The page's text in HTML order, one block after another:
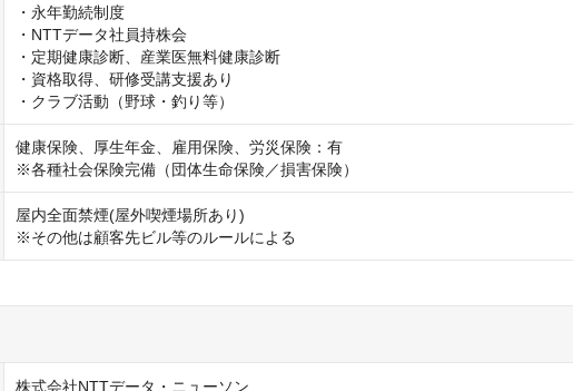
・永年勤続制度
・NTTデータ社員持株会
・定期健康診断、産業医無料健康診断
・資格取得、研修受講支援あり
・クラブ活動（野球・釣り等）
健康保険、厚生年金、雇用保険、労災保険：有
※各種社会保険完備（団体生命保険／損害保険）
屋内全面禁煙(屋外喫煙場所あり)
※その他は顧客先ビル等のルールによる
株式会社NTTデータ・ニューソン